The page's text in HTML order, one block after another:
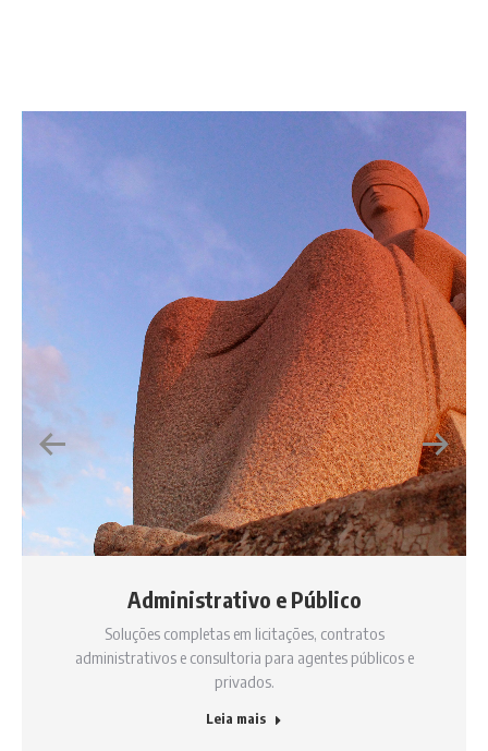
Administrativo e Público
Soluções completas em licitações, contratos
administrativos e consultoria para agentes públicos e
privados.
Leia mais